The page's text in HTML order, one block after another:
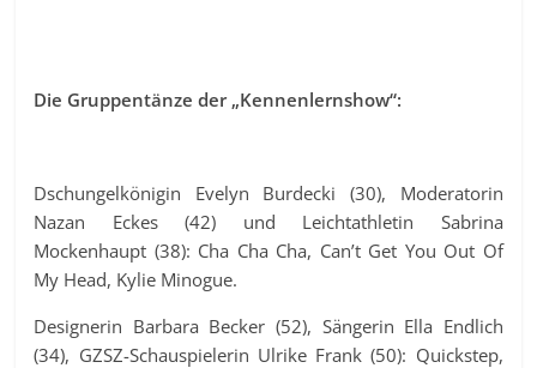
Die Gruppentänze der „Kennenlernshow“:
Dschungelkönigin Evelyn Burdecki (30), Moderatorin
Nazan Eckes (42) und Leichtathletin Sabrina
Mockenhaupt (38): Cha Cha Cha, Can’t Get You Out Of
My Head, Kylie Minogue.
Designerin Barbara Becker (52), Sängerin Ella Endlich
(34), GZSZ-Schauspielerin Ulrike Frank (50): Quickstep,